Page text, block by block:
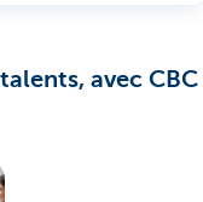
avec CBC